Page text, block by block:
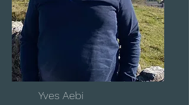
Yves Aebi